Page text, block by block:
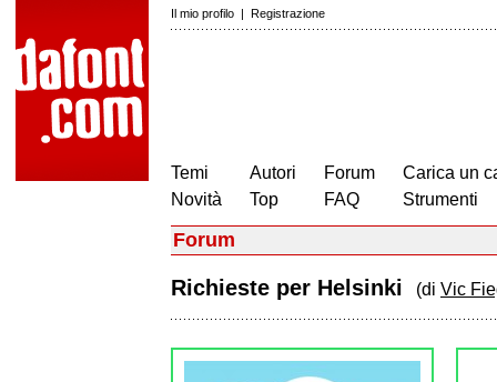
Il mio profilo | Registrazione
Temi
Novità
Autori
Top
Forum
FAQ
Carica un
Strumenti
Forum
Richieste per Helsinki (di Vic